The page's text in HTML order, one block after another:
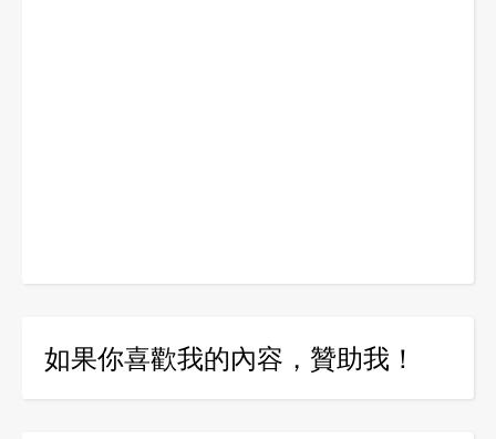
如果你喜歡我的內容，贊助我！